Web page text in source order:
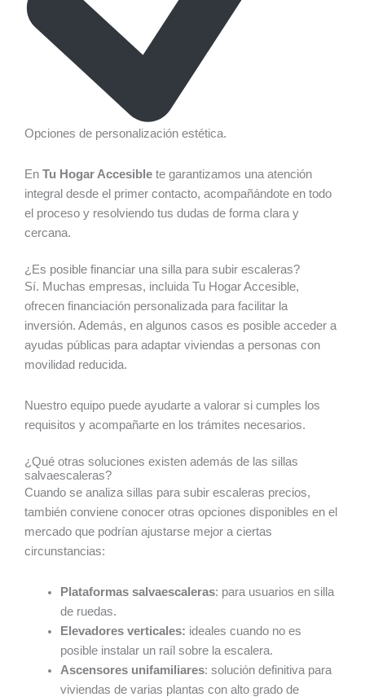
Opciones de personalización estética.
En Tu Hogar Accesible te garantizamos una atención
integral desde el primer contacto, acompañándote en todo
el proceso y resolviendo tus dudas de forma clara y
cercana.
¿Es posible financiar una silla para subir escaleras?
Sí. Muchas empresas, incluida Tu Hogar Accesible,
ofrecen financiación personalizada para facilitar la
inversión. Además, en algunos casos es posible acceder a
ayudas públicas para adaptar viviendas a personas con
movilidad reducida.
Nuestro equipo puede ayudarte a valorar si cumples los
requisitos y acompañarte en los trámites necesarios.
¿Qué otras soluciones existen además de las sillas
salvaescaleras?
Cuando se analiza sillas para subir escaleras precios,
también conviene conocer otras opciones disponibles en el
mercado que podrían ajustarse mejor a ciertas
circunstancias:
Plataformas salvaescaleras: para usuarios en silla
de ruedas.
Elevadores verticales: ideales cuando no es
posible instalar un raíl sobre la escalera.
Ascensores unifamiliares: solución definitiva para
viviendas de varias plantas con alto grado de